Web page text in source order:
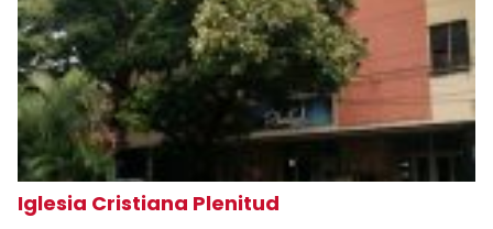
Iglesia Cristiana Plenitud